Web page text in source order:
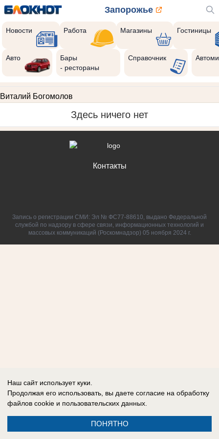
Запорожье
Новости Работа Магазины Гостиницы
Авто
Бары
- рестораны
Справочник
Виталий Богомолов
Здесь ничего нет
Контакты
Запись о регистрации СМИ: Эл № ФС77-88610, выдано Федеральной
службой по надзору в сфере связи, информационных технологий и
массовых коммуникаций (Роскомнадзор) 05 ноября 2024 г.
Наш сайт использует куки.
Продолжая его использовать, вы даете согласие на обработку
файлов cookie и пользовательских данных.
ПОНЯТНО